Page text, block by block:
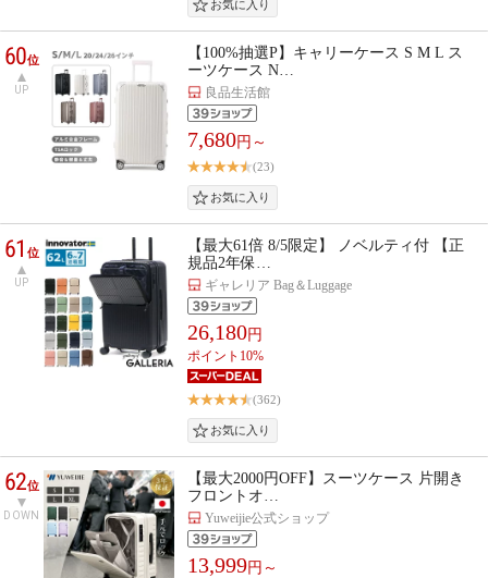
60位
UP
【100%抽選P】キャリーケース S M L ス
ーツケース N…
良品生活館
7,680円～
(23)
61位
UP
【最大61倍 8/5限定】 ノベルティ付 【正
規品2年保…
ギャレリア Bag＆Luggage
26,180円
ポイント10%
(362)
62位
DOWN
【最大2000円OFF】スーツケース 片開き
フロントオ…
Yuweijie公式ショップ
13,999円～